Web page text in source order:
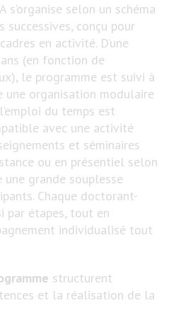
s’organise selon un schéma
conçu pour
en activité. D’une
(en fonction de
le programme est suivi à
organisation modulaire
du temps est
avec une activité
et séminaires
ou en présentiel selon
grande souplesse
Chaque doctorant-
par étapes, tout en
individualisé tout
structurent
et la réalisation de la